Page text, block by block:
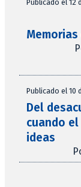
Publicado el 12
Publicado el 10
Del
cuando
ideas